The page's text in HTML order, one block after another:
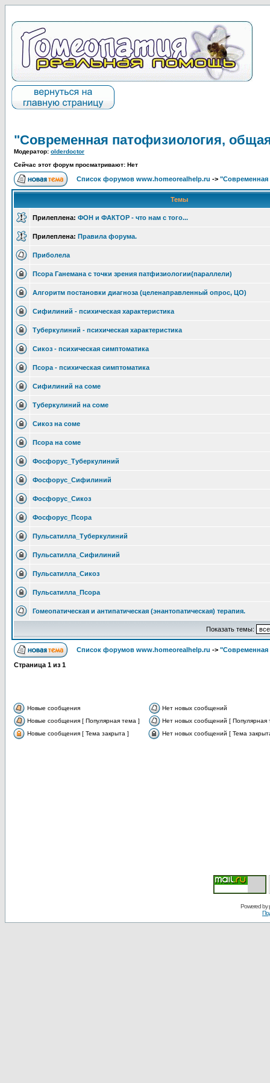
"Современная патофизиология,
Модератор: olderdoctor
Сейчас этот форум просматривают: Нет
Список форумов www.homeorealhelp.ru -> "Современная
Темы
Прилеплена: ФОН и ФАКТОР - что нам с того...
Прилеплена: Правила форума.
Приболела
Псора Ганемана с точки зрения патфизиологии(параллели)
Алгоритм постановки диагноза (целенаправленный опрос, ЦО)
Сифилиний - психическая характеристика
Туберкулиний - психическая характеристика
Сикоз - психическая симптоматика
Псора - психическая симптоматика
Сифилиний на соме
Туберкулиний на соме
Сикоз на соме
Псора на соме
Фосфорус_Туберкулиний
Фосфорус_Сифилиний
Фосфорус_Сикоз
Фосфорус_Псора
Пульсатилла_Туберкулиний
Пульсатилла_Сифилиний
Пульсатилла_Сикоз
Пульсатилла_Псора
Гомеопатическая и антипатическая (энантопатическая) терапия.
Показать темы:
Список форумов www.homeorealhelp.ru -> "Современная
Страница 1 из 1
Новые сообщения
Нет новых сообщений
Новые сообщения [ Популярная тема ]
Нет новых сообщений [ Популярная
Новые сообщения [ Тема закрыта ]
Нет новых сообщений [ Тема
Powered by